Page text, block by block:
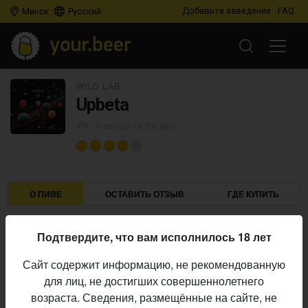
Минск Русский Добавьте заведение FAQ
Upbeta
О ПИВЕ ОСТАВИТЬ ОТЗЫВ ГДЕ КУПИТЬ
Пивоварня:
Алкоголь:
6,5%
Начало
выпуска:
24.07.2023
Подтвердите, что вам исполнилось 18 лет
Сайт содержит информацию, не рекомендованную
для лиц, не достигших совершеннолетнего
возраста. Сведения, размещённые на сайте, не